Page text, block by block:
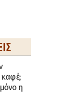
η